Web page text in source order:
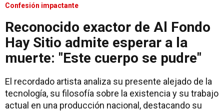
Confesión impactante
Reconocido exactor de Al Fondo
Hay Sitio admite esperar a la
muerte: "Este cuerpo se pudre"
El recordado artista analiza su presente alejado de la
tecnología, su filosofía sobre la existencia y su trabajo
actual en una producción nacional, destacando su